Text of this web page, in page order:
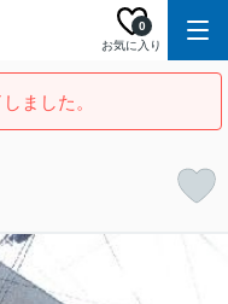
お気に入り
0
ました。